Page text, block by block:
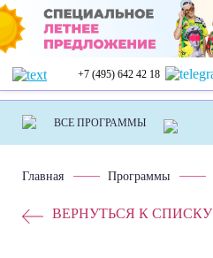
+7 (495) 642 42 18
Главная Программы
ВЕРНУТЬСЯ К СПИСКУ